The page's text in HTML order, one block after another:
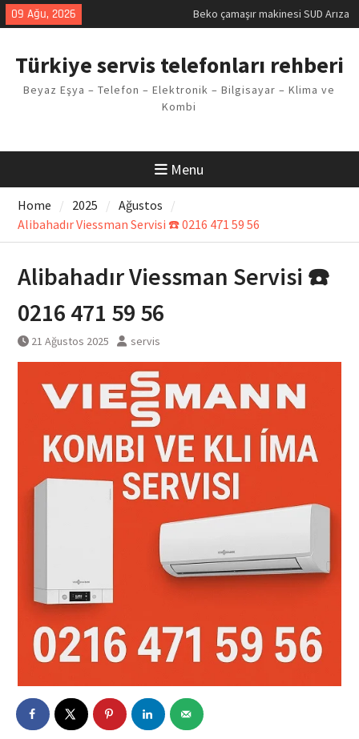
Skip
to
09 Ağu, 2026
Beko çamaşır makinesi SUD Arıza
Kodu
Kodu
Arızası Çözümü
E02 Arıza Kodu Regal kombi
Viessmann kombi F3 Hatası
Çözüm Yöntemleri
Türkiye servis telefonları rehberi
Beyaz Eşya – Telefon – Elektronik – Bilgisayar – Klima ve
Kombi
Menu
Home 2025
Ağustos
Alibahadır Viessman Servisi ☎️ 0216 471 59 56
Alibahadır Viessman Servisi ☎️
0216 471 59 56
21 Ağustos 2025 servis